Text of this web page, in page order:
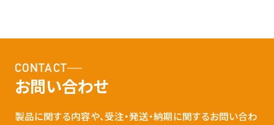
CONTACT
お問い合わせ
製品に関する内容や、受注・発送・納期に関するお問い合わ